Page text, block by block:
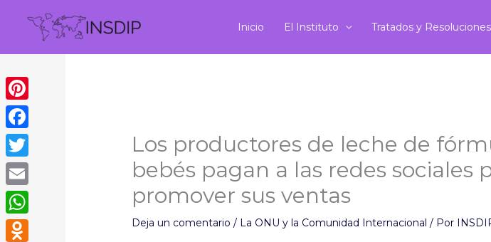
contenido
Inicio El Instituto Tratados y Resoluciones
Los productores de leche de
bebés pagan a las redes sociales
promover sus ventas
Deja un comentario / La ONU y la Comunidad Internacional / Por
Pinterest
Facebook
Twitter
Email
WhatsApp